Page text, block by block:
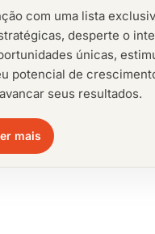
com uma lista
desperte o
únicas,
potencial de
seus resultados.
mais